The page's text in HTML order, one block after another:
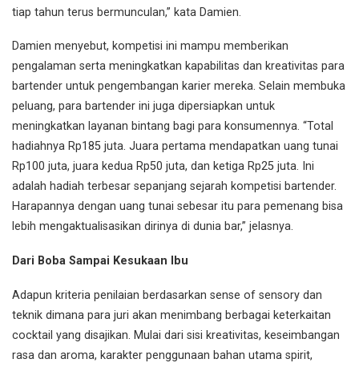
tiap tahun terus bermunculan,” kata Damien.
Damien menyebut, kompetisi ini mampu memberikan
pengalaman serta meningkatkan kapabilitas dan kreativitas para
bartender untuk pengembangan karier mereka. Selain membuka
peluang, para bartender ini juga dipersiapkan untuk
meningkatkan layanan bintang bagi para konsumennya. “Total
hadiahnya Rp185 juta. Juara pertama mendapatkan uang tunai
Rp100 juta, juara kedua Rp50 juta, dan ketiga Rp25 juta. Ini
adalah hadiah terbesar sepanjang sejarah kompetisi bartender.
Harapannya dengan uang tunai sebesar itu para pemenang bisa
lebih mengaktualisasikan dirinya di dunia bar,” jelasnya.
Dari Boba Sampai Kesukaan Ibu
Adapun kriteria penilaian berdasarkan sense of sensory dan
teknik dimana para juri akan menimbang berbagai keterkaitan
cocktail yang disajikan. Mulai dari sisi kreativitas, keseimbangan
rasa dan aroma, karakter penggunaan bahan utama spirit,